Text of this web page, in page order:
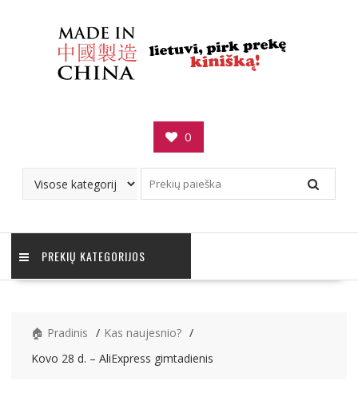
0
PREKIŲ KATEGORIJOS
🏠 Pradinis
Kas naujesnio?
Kovo 28 d. – AliExpress gimtadienis